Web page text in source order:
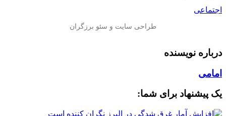
اجتماعی
درباره نویسنده
امامی
یک پیشنهاد برای شما: